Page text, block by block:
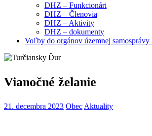
DHZ – Funkcionári
DHZ – Členovia
DHZ – Aktivity
DHZ – dokumenty
Voľby do orgánov územnej samosprávy
Vianočné želanie
21. decembra 2023 Obec Aktuality